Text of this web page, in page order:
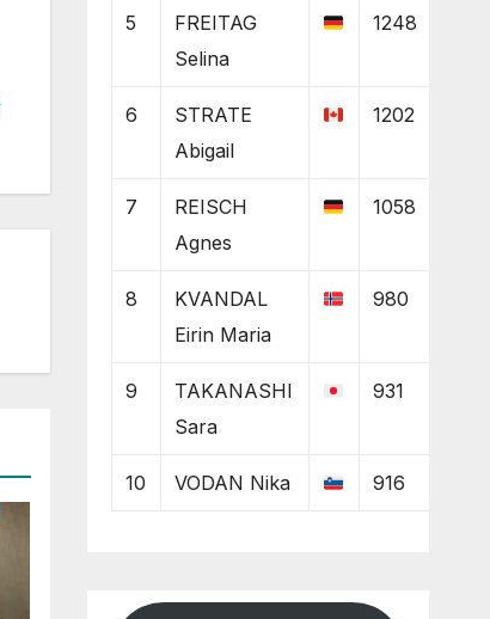
5
FREITAG
Selina
1248
6
STRATE
Abigail
1202
7
REISCH
Agnes
1058
8
KVANDAL
Eirin Maria
980
9
TAKANASHI
Sara
931
10 VODAN Nika 916